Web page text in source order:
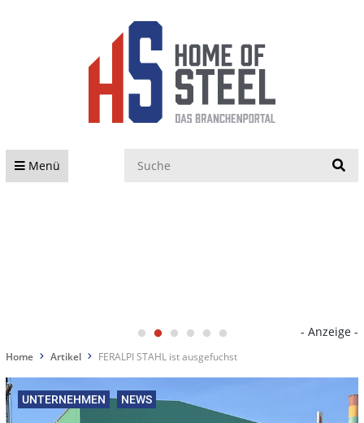
Menü
- Anzeige -
Home Artikel FERALPI STAHL ist ausgefuchst
UNTERNEHMEN NEWS